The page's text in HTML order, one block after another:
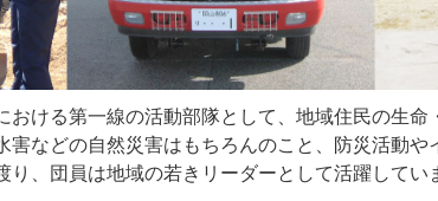
おける第一線の活動部隊として、地域住民の生命
害などの自然災害はもちろんのこと、防災活動や
り、団員は地域の若きリーダーとして活躍してい